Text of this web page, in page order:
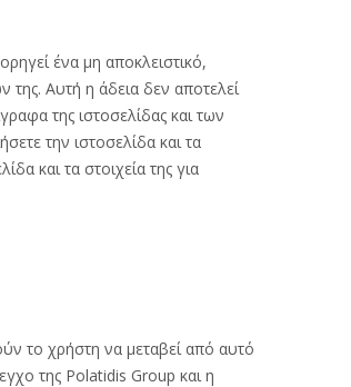
ένα μη αποκλειστικό,
της. Αυτή η άδεια δεν αποτελεί
της ιστοσελίδας και των
την ιστοσελίδα και τα
και τα στοιχεία της για
το χρήστη να μεταβεί από αυτό
της Polatidis Group και η